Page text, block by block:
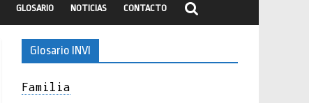
GLOSARIO NOTICIAS CONTACTO
Glosario INVI
Familia